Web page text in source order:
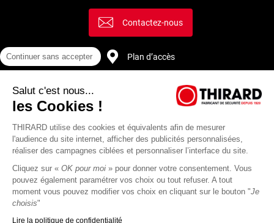
Contactez-nous
Plan d’accès
Continuer sans accepter
Salut c'est nous...
les Cookies !
THIRARD utilise des cookies et équivalents afin de mesurer
l'audience du site internet, afficher des publicités personnalisées,
réaliser des campagnes ciblées et personnaliser l’interface du site.
Cliquez sur « OK pour moi » pour donner votre consentement. Vous
pouvez également paramétrer vos choix ou tout refuser. A tout
moment vous pouvez modifier vos choix en cliquant sur le bouton "Je
choisis"
Lire la politique de confidentialité